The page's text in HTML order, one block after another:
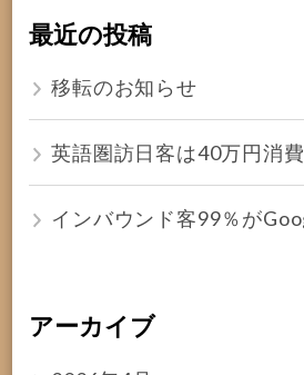
最近の投稿
移転のお知らせ
英語圏訪日客は40万円消
インバウンド客99％が
アーカイブ